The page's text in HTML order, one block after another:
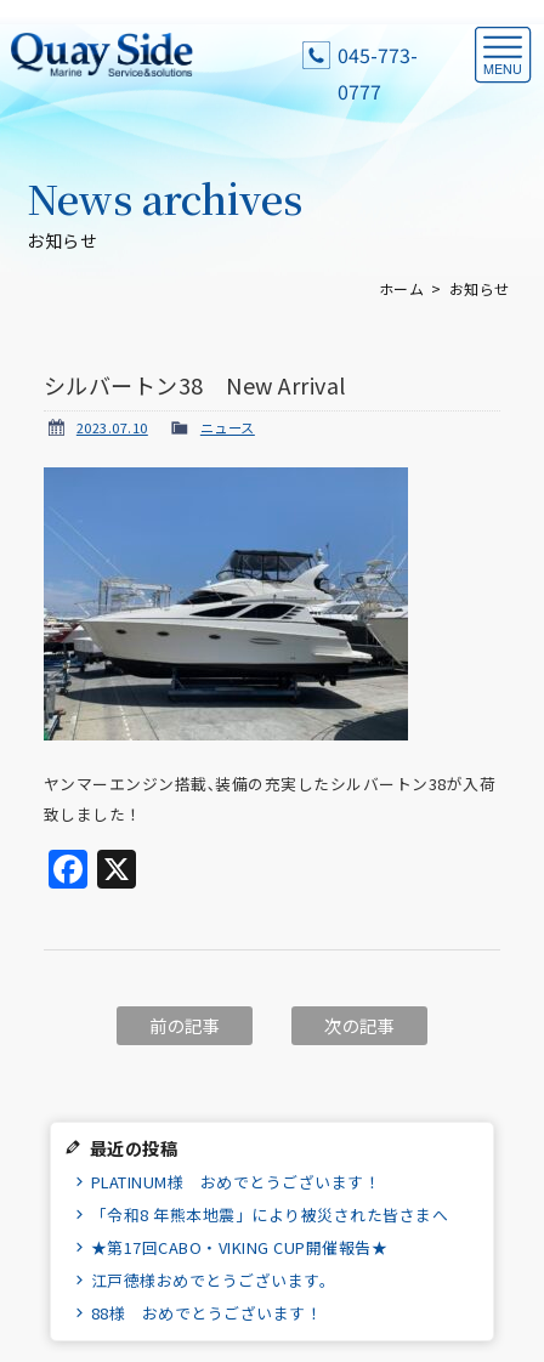
045-773-
0777
お知らせ
News archives
ホーム お知らせ
シルバートン38 New Arrival
2023.07.10 ニュース
ヤンマーエンジン搭載､装備の充実したシルバートン38が入荷
致しました！
Facebook
X
前の記事 次の記事
最近の投稿
PLATINUM様 おめでとうございます！
「令和8 年熊本地震」により被災された皆さまへ
★第17回CABO・VIKING CUP開催報告★
江戸徳様おめでとうございます。
88様 おめでとうございます！